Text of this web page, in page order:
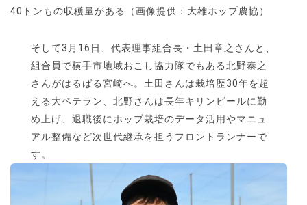
40トンもの収穫量がある（画像提供：大雄ホップ農協）
そして3月16日、代表理事組合長・土田章之さんと、
組合員で横手市地域おこし協力隊でもある北野泰之
さんがはるばる宮崎へ。土田さんは栽培歴30年を超
える大ベテラン、北野さんは長年キリンビールに勤
め上げ、退職後にホップ栽培のデータ活用やマニュ
アル整備など次世代継承を担うフロントランナーで
す。